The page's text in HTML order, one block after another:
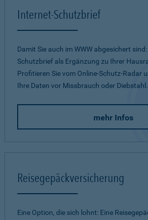
Internet-Schutzbrief
Damit Sie auch im WWW abgesichert
Schutzbrief als Ergänzung zu Ihrer
Profitieren Sie vom Online-Schutz-Radar
Ihre Daten vor Missbrauch oder Diebstahl.
mehr Infos
Reisegepäckversicherung
Eine Option, die sich lohnt: Eine